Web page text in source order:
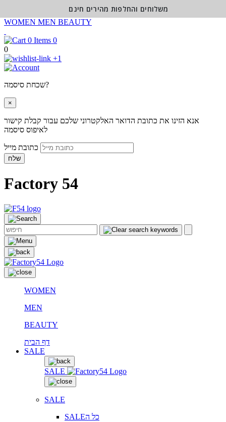
WOMEN MEN BEAUTY
0
0
+1
שכחת סיסמה?
×
אנא הזינו את כתובת הדואר האלקטרוני שלכם עבור קבלת קישור
לאיפוס סיסמה
שלח
Factory 54
WOMEN
MEN
BEAUTY
דף הבית
SALE
SALE
SALE
SALEכל ה
משלוחים והחלפות מהירים חינם